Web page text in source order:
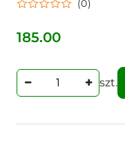
(0)
Cena:
185.00
szt.